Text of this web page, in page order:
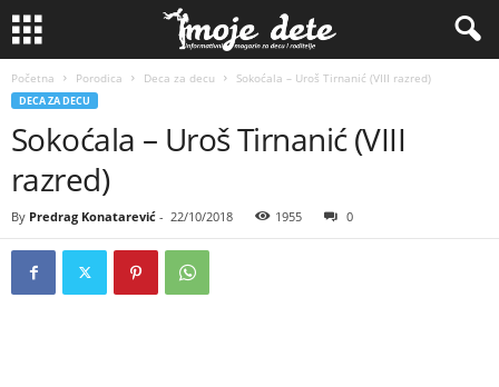
Početna Porodica Deca za decu Sokoćala – Uroš Tirnanić (VIII razred)
DECA ZA DECU
Sokoćala – Uroš Tirnanić (VIII
razred)
By Predrag Konatarević - 22/10/2018 1955 0